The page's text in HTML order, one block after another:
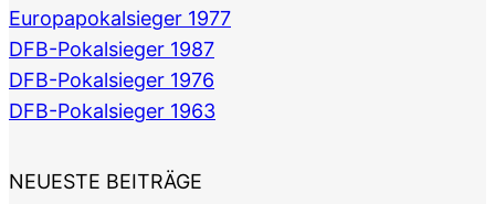
Europapokalsieger 1977
DFB-Pokalsieger 1987
DFB-Pokalsieger 1976
DFB-Pokalsieger 1963
NEUESTE BEITRÄGE